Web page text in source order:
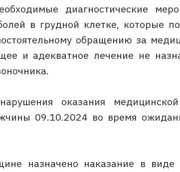
диагностические
в грудной клетке, которые
обращению за
и адекватное лечение не
оказания
09.10.2024 во время
назначено наказание в